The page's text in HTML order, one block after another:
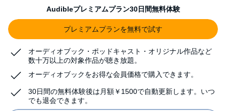
Audibleプレミアムプラン30日間無料体験
プレミアムプランを無料で試す
オーディオブック・ポッドキャスト・オリジナル作品など
数十万以上の対象作品が聴き放題。
オーディオブックをお得な会員価格で購入できます。
30日間の無料体験後は月額￥1500で自動更新します。いつ
でも退会できます。